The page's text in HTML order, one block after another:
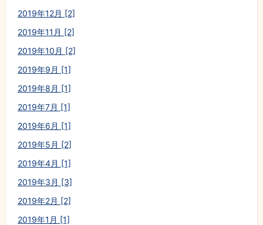
2019年12月 [2]
2019年11月 [2]
2019年10月 [2]
2019年9月 [1]
2019年8月 [1]
2019年7月 [1]
2019年6月 [1]
2019年5月 [2]
2019年4月 [1]
2019年3月 [3]
2019年2月 [2]
2019年1月 [1]